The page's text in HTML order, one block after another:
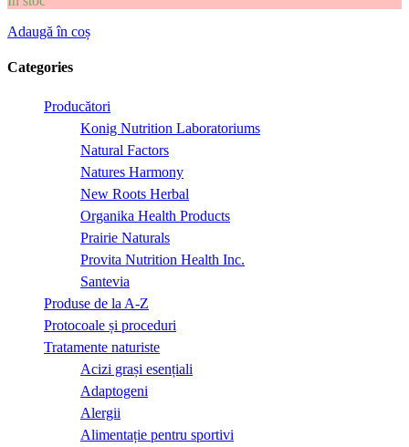
Adaugă în coș
Categories
Producători
Konig Nutrition Laboratoriums
Natural Factors
Natures Harmony
New Roots Herbal
Organika Health Products
Prairie Naturals
Provita Nutrition Health Inc.
Santevia
Produse de la A-Z
Protocoale și proceduri
Tratamente naturiste
Acizi grași esențiali
Adaptogeni
Alergii
Alimentație pentru sportivi